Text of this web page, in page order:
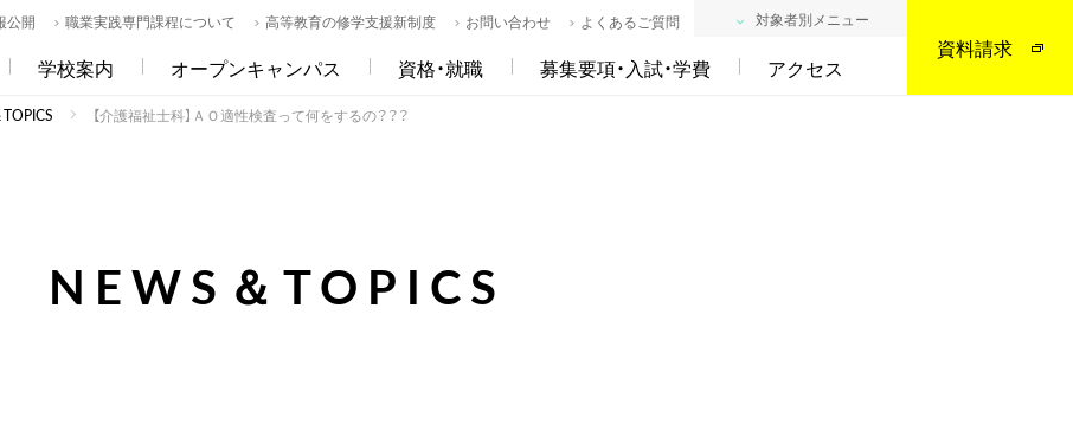
資料請求
学校案内 オープンキャンパス 資格・就職 募集要項・入試・学費 アクセス
公開 職業実践専門課程について 高等教育の修学支援新制度 お問い合わせ よくあるご質問 対象者別メニュー
【介護福祉士科】ＡＯ適性検査って何をするの？？？
NEWS＆TOPICS